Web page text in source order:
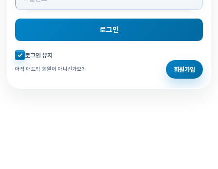
로그인
자동로그인 체크
로그인 유지
아직 애드픽 회원이 아니신가요? 회원가입